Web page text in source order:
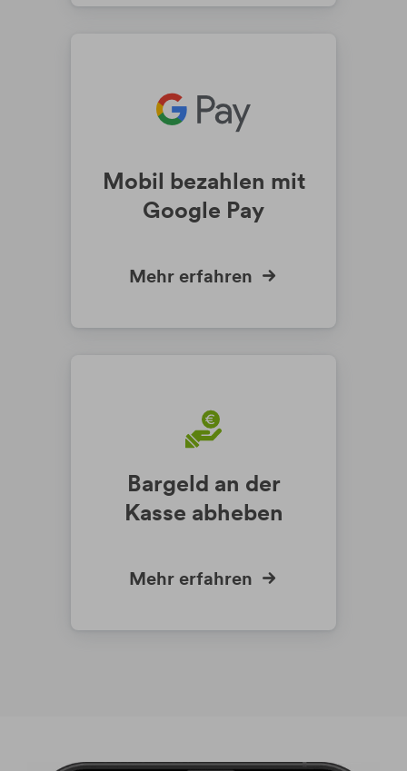
Mobil bezahlen mit
Google Pay
Mehr erfahren
Bargeld an der
Kasse abheben
Mehr erfahren